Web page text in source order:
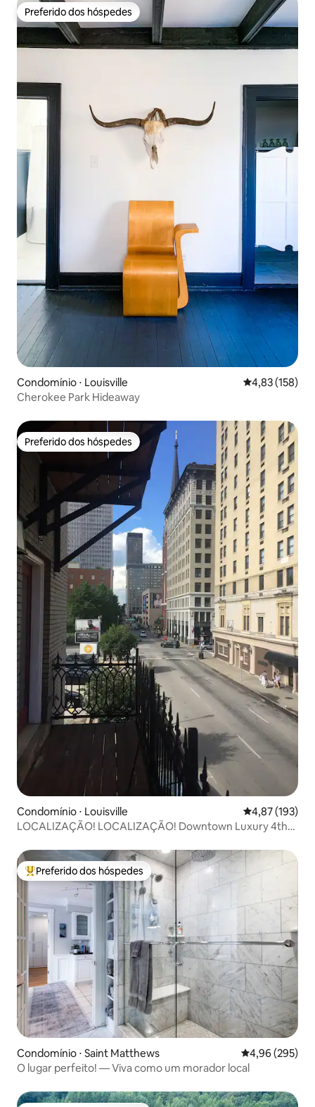
Preferido dos hóspedes
Preferido dos hóspedes
Condomínio ⋅ Louisville 4,83 de uma
4,83 (158)
Cherokee Park Hideaway
Preferido dos hóspedes
Preferido dos hóspedes
Condomínio ⋅ Louisville 4,87 de uma
4,87 (193)
LOCALIZAÇÃO! LOCALIZAÇÃO! Downtown Luxury 4th
Entre os melhores preferidos dos hóspedes
Preferido dos hóspedes
Condomínio ⋅ Saint Matthews 4,96 de uma
4,96 (295)
O lugar perfeito! — Viva como um morador local